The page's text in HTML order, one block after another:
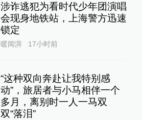
涉诈逃犯为看时代少年团演唱
会现身地铁站，上海警方迅速
锁定
暖闻湃 17小时前
“这种双向奔赴让我特别感
动”，旅居者与小马相伴一个
多月，离别时一人一马双
双“落泪”